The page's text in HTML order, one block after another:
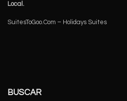
Local.
SuitesToGoo.Com – Holidays Suites
BUSCAR